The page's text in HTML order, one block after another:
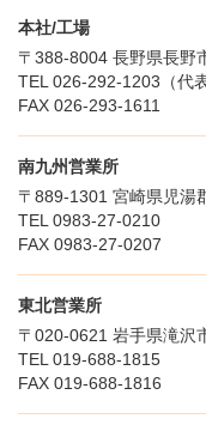
本社/工場
〒388-8004 長野県長野
TEL 026-292-1203（代表
FAX 026-293-1611
南九州営業所
〒889-1301 宮崎県児湯
TEL 0983-27-0210
FAX 0983-27-0207
東北営業所
〒020-0621 岩手県滝沢
TEL 019-688-1815
FAX 019-688-1816